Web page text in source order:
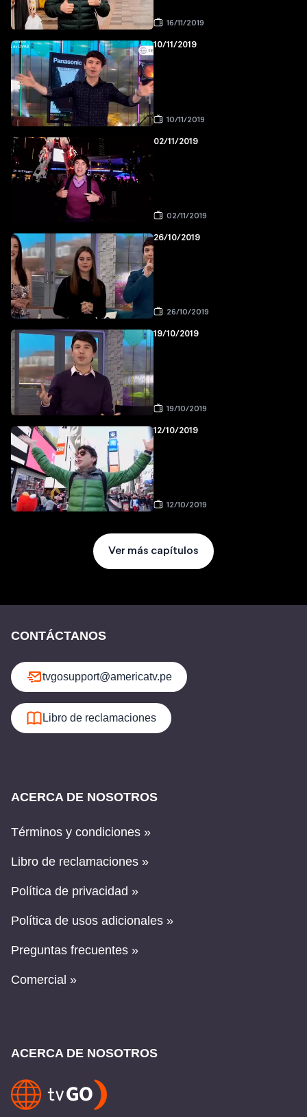
16/11/2019
10/11/2019
10/11/2019
02/11/2019
02/11/2019
26/10/2019
26/10/2019
19/10/2019
19/10/2019
12/10/2019
12/10/2019
Ver más capítulos
CONTÁCTANOS
tvgosupport@americatv.pe
Libro de reclamaciones
ACERCA DE NOSOTROS
Términos y condiciones »
Libro de reclamaciones »
Política de privacidad »
Política de usos adicionales »
Preguntas frecuentes »
Comercial »
ACERCA DE NOSOTROS